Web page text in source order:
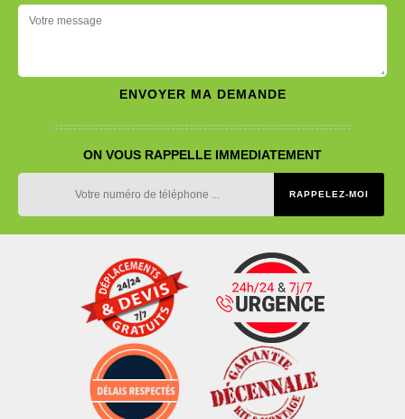
ON VOUS RAPPELLE IMMEDIATEMENT